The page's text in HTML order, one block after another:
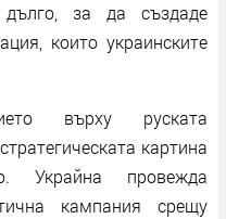
за да създаде
които украинските
върху руската
картина
Украйна провежда
кампания срещу